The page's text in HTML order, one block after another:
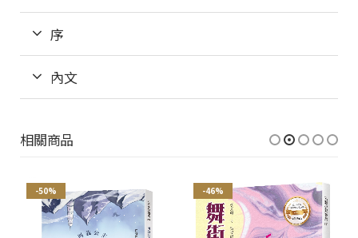
序
內文
相關商品
-50% -46%